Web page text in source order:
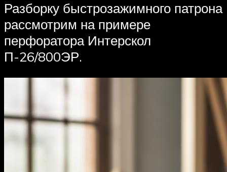
Разборку быстрозажимного патрона
рассмотрим на примере
перфоратора Интерскол
П-26/800ЭР.